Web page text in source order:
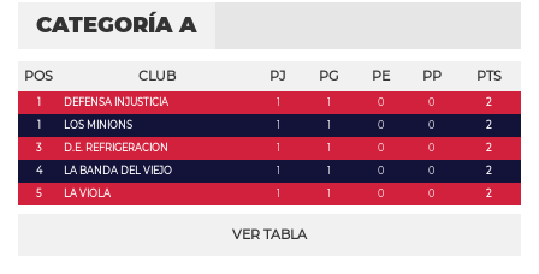
CATEGORÍA A
POS CLUB PJ PG PE PP PTS
1 DEFENSA INJUSTICIA 1 1 0 0
2
1
LOS MINIONS 1 1 0 0
2
3
D.E. REFRIGERACION 1 1 0 0
2
4
LA BANDA DEL VIEJO 1 1 0 0
2
5
LA VIOLA 1 1 0 0 2
VER TABLA